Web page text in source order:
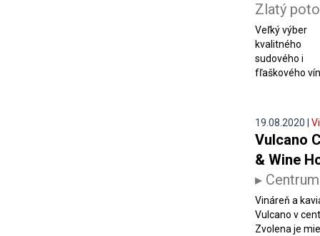
Zlatý
Veľký výber
kvalitného
sudového i
fľaškového
19.08.2020 |
Vulcano
& Wine
▸ Centrum
Vináreň a
Vulcano v
Zvolena je